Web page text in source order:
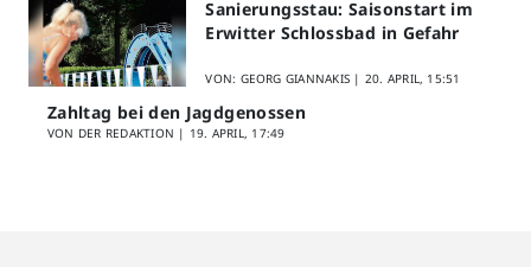
Sanierungsstau: Saisonstart im
Erwitter Schlossbad in Gefahr
VON: GEORG GIANNAKIS | 20. APRIL, 15:51
Zahltag bei den Jagdgenossen
VON DER REDAKTION | 19. APRIL, 17:49